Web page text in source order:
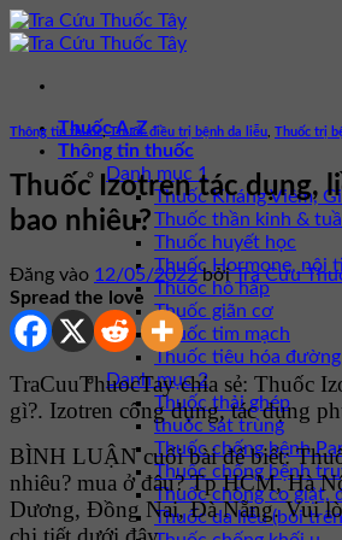
Bỏ
qua
dung
Thuốc A-Z
Thông tin thuốc
Danh mục 1
Thuốc Kháng Viêm,
Thuốc thần kinh &
Thuốc huyết học
Thuốc Hormone, nội
Thuốc hô hấp
Thuốc giãn cơ
Thuốc tim mạch
Thuốc tiêu hóa
Danh mục 2
Thuốc thải ghép
thuốc sát trùng
Thuốc chống bệnh
Thuốc chống bệnh
Thuốc chống co giật,
Thuốc da liễu (bôi
Thông tin thuốc,Thuốc điều trị bệnh da liễu Thuốc trị
Thuốc Izotren tác dụng,
bao nhiêu?
Đăng vào 12/05/2022 bởiTra Cứu
Spread the love
TraCuuThuocTay chia sẻ: Thuốc
gì?. Izotren công dụng, tác dụng
BÌNH LUẬN cuối bài để biết:
nhiêu? mua ở đâu? Tp HCM, Hà
Dương, Đồng Nai, Đà Nẵng. Vui